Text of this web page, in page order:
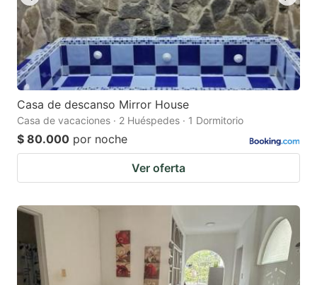
Casa de descanso Mirror House
Casa de vacaciones · 2 Huéspedes · 1 Dormitorio
$ 80.000 por noche
Ver oferta